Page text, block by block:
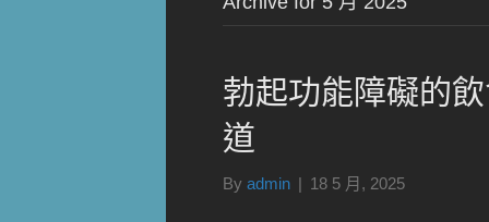
勃起功能障礙的
道
By admin | 18 5 月, 2025